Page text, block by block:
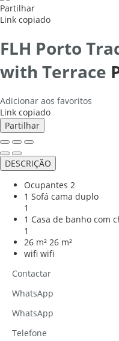
Partilhar
Link copiado
FLH Porto
with Terrace
Adicionar aos favoritos
Link copiado
Partilhar
DESCRIÇÃO
Ocupantes 2
1 Sofá cama duplo
1
1 Casa de banho com
1
26 m² 26 m²
wifi wifi
Contactar
WhatsApp
WhatsApp
Telefone